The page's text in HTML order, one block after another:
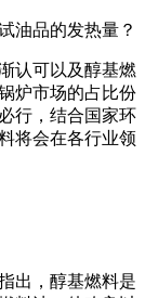
油品的发热量？
认可以及醇基燃
炉市场的占比份
行，结合国家环
将会在各行业领
出，醇基燃料是